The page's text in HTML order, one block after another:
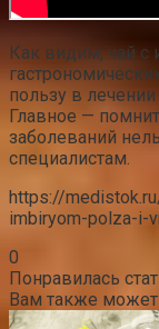
Как видим, чай
пользу в
Главное —
заболеваний
специалистам.
https://
imbiryom-polza-i-
0
Понравилась
Вам также может